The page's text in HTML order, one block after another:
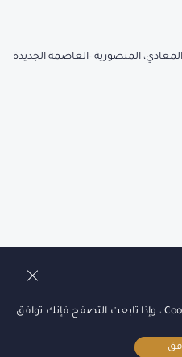
الموقع يستخدم ملفات الارتباط Cookies ، وإذا تابعت التصفح فإنك توافق
المعادي، المنصورية -العاصمة الجديدة